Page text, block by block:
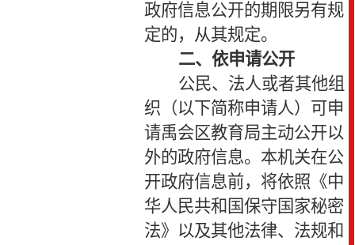
政府信息公开的期限另有规
定的，从其规定。
二、依申请公开
公民、法人或者其他组
织（以下简称申请人）可申
请禹会区教育局主动公开以
外的政府信息。本机关在公
开政府信息前，将依照《中
华人民共和国保守国家秘密
法》以及其他法律、法规和